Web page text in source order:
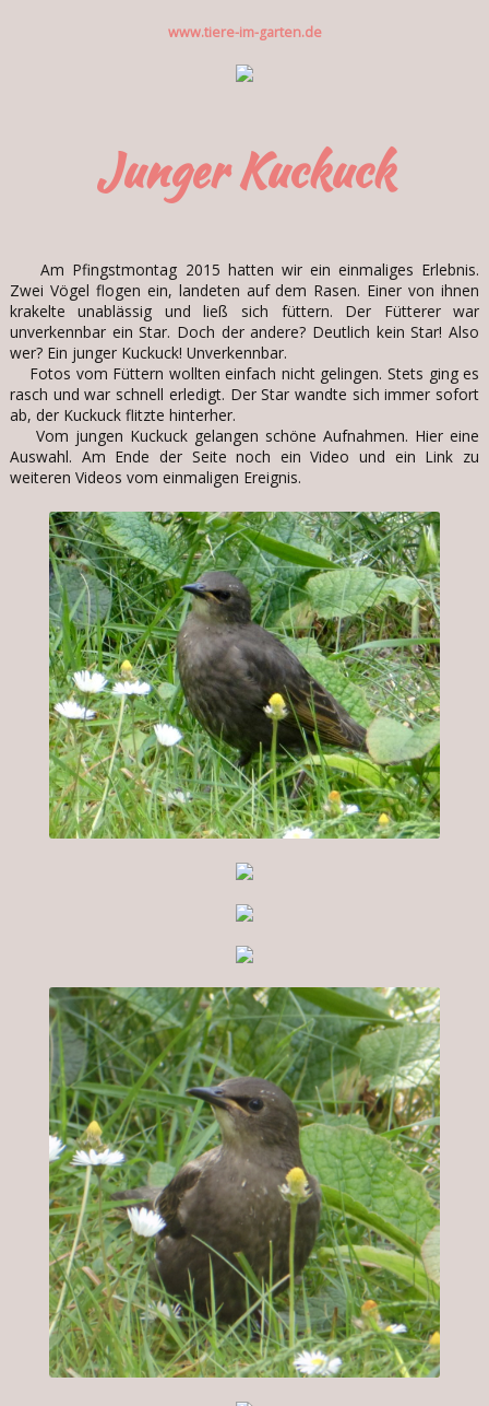
www.tiere-im-garten.de
Junger Kuckuck
Am Pfingstmontag 2015 hatten wir ein einmaliges Erlebnis.
Zwei Vögel flogen ein, landeten auf dem Rasen. Einer von ihnen
krakelte unablässig und ließ sich füttern. Der Fütterer war
unverkennbar ein Star. Doch der andere? Deutlich kein Star! Also
wer? Ein junger Kuckuck! Unverkennbar.
Fotos vom Füttern wollten einfach nicht gelingen. Stets ging es
rasch und war schnell erledigt. Der Star wandte sich immer sofort
ab, der Kuckuck flitzte hinterher.
Vom jungen Kuckuck gelangen schöne Aufnahmen. Hier eine
Auswahl. Am Ende der Seite noch ein Video und ein Link zu
weiteren Videos vom einmaligen Ereignis.